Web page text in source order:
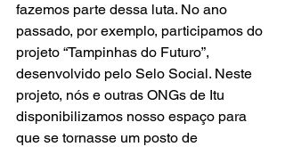
fazemos parte dessa luta. No ano
passado, por exemplo, participamos do
projeto “Tampinhas do Futuro”,
desenvolvido pelo Selo Social. Neste
projeto, nós e outras ONGs de Itu
disponibilizamos nosso espaço para
que se tornasse um posto de